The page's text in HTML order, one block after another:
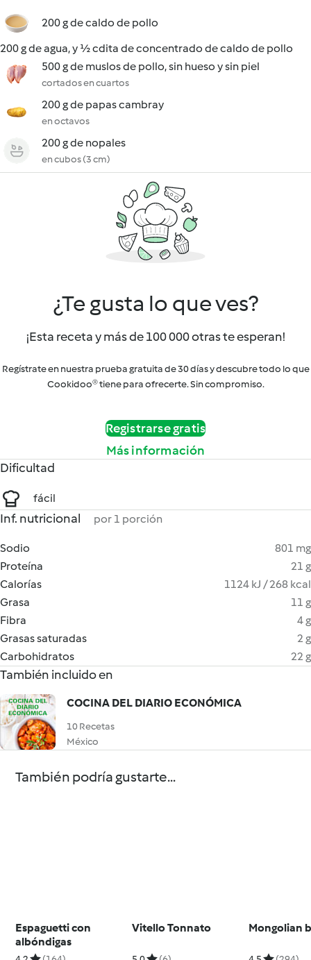
200 g de caldo de pollo
200 g de agua, y ½ cdita de concentrado de caldo de pollo
500 g de muslos de pollo, sin hueso y sin piel
cortados en cuartos
200 g de papas cambray
en octavos
200 g de nopales
en cubos (3 cm)
¿Te gusta lo que ves?
¡Esta receta y más de 100 000 otras te esperan!
Regístrate en nuestra prueba gratuita de 30 días y descubre todo lo que
Cookidoo® tiene para ofrecerte. Sin compromiso.
Registrarse gratis
Más información
Dificultad
fácil
Inf. nutricional por 1 porción
Sodio
801 mg
Proteína
21 g
Calorías
1124 kJ / 268 kcal
Grasa
11 g
Fibra
4 g
Grasas saturadas
2 g
Carbohidratos
22 g
También incluido en
COCINA DEL DIARIO ECONÓMICA
10 Recetas
México
También podría gustarte...
Espaguetti con
albóndigas
Vitello Tonnato Mongolian